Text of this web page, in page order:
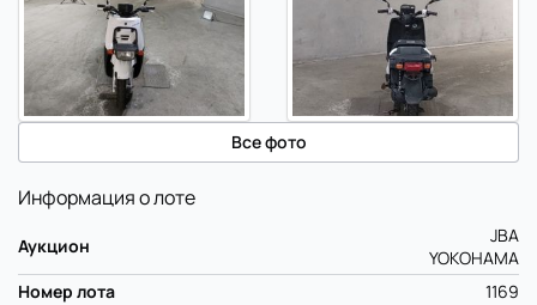
Все фото
Информация о лоте
Аукцион
JBA
YOKOHAMA
Номер лота
1169